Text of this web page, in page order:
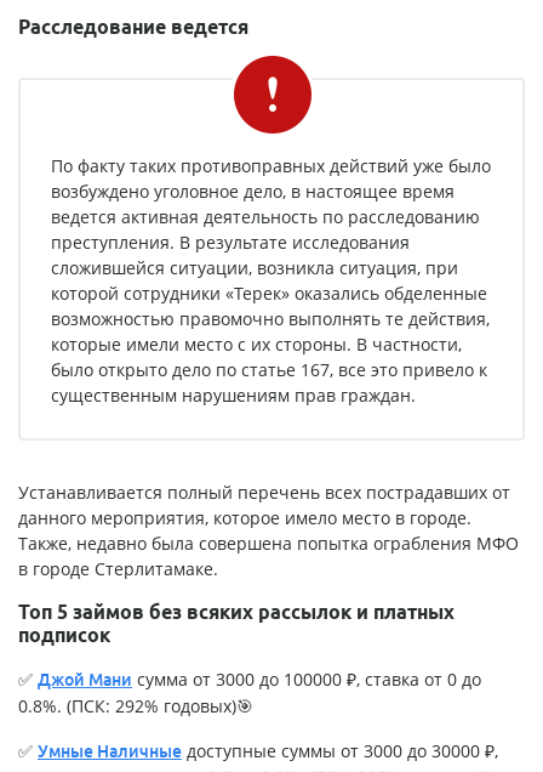
Расследование ведется
По факту таких противоправных действий уже было
возбуждено уголовное дело, в настоящее время
ведется активная деятельность по расследованию
преступления. В результате исследования
сложившейся ситуации, возникла ситуация, при
которой сотрудники «Терек» оказались обделенные
возможностью правомочно выполнять те действия,
которые имели место с их стороны. В частности,
было открыто дело по статье 167, все это привело к
существенным нарушениям прав граждан.
Устанавливается полный перечень всех пострадавших от
данного мероприятия, которое имело место в городе.
Также, недавно была совершена попытка ограбления МФО
в городе Стерлитамаке.
Топ 5 займов без всяких рассылок и платных
подписок
✅ Джой Мани сумма от 3000 до 100000 ₽, ставка от 0 до
0.8%. (ПСК: 292% годовых)🎯
✅ Умные Наличные доступные суммы от 3000 до 30000 ₽,